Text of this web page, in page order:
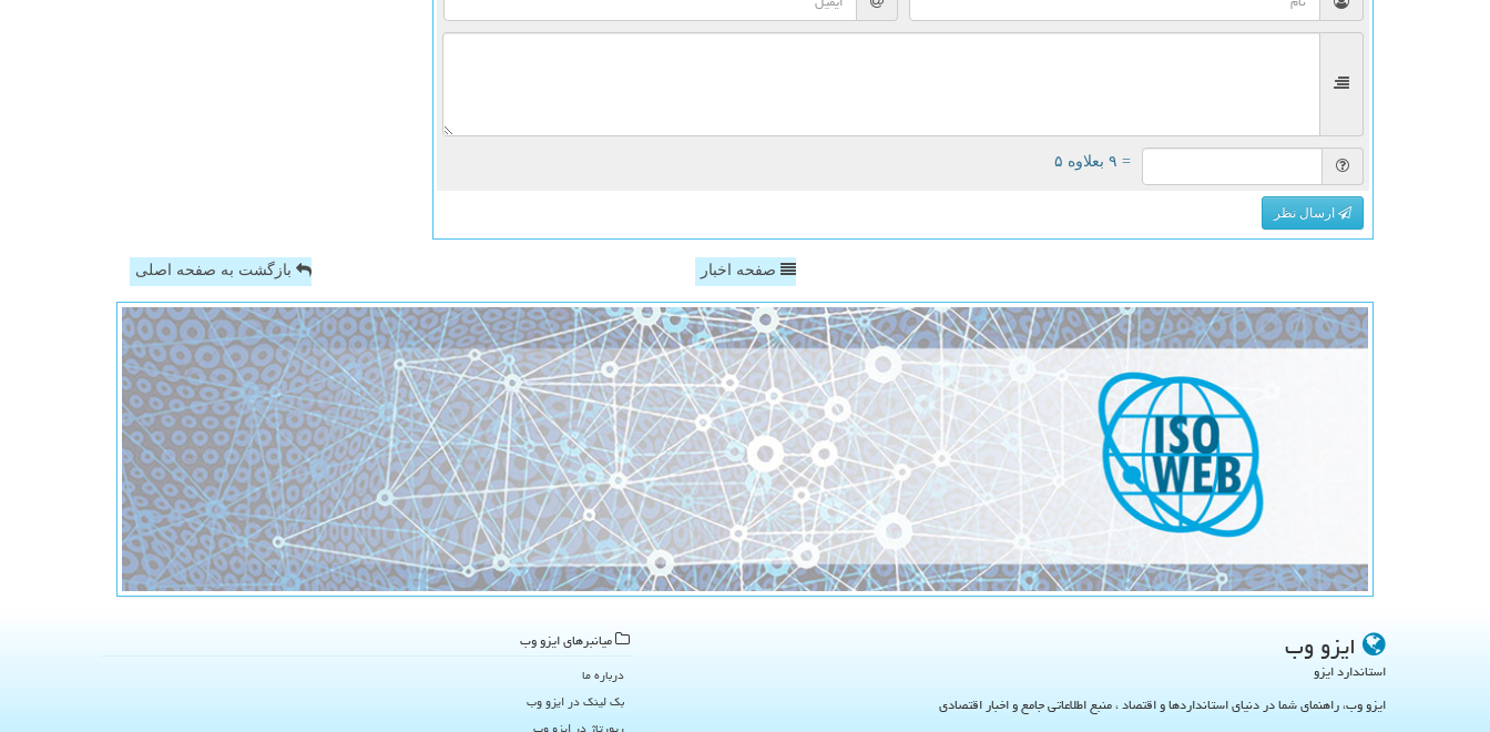
= ۹ بعلاوه ۵
ارسال نظر
صفحه اخبار بازگشت به صفحه اصلی
ایزو وب
استاندارد ایزو
ایزو وب، راهنمای شما در دنیای استانداردها و اقتصاد ، منبع اطلاعاتی جامع و اخبار اقتصادی
میانبرهای ایزو وب
درباره ما
بک لینک در ایزو وب